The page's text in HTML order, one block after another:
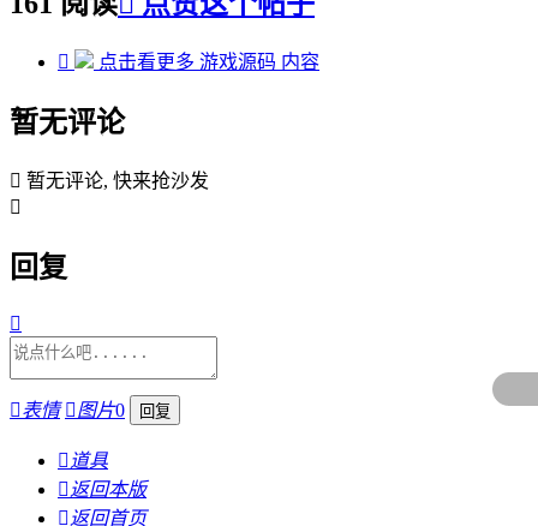
 点击看更多 游戏源码 内容
暂无评论
 暂无评论, 快来抢沙发

回复

表情 图片0
 道具
 返回本版
 返回首页